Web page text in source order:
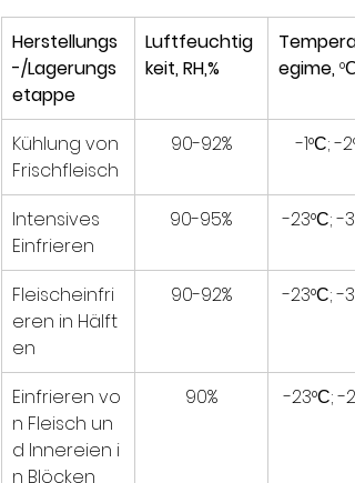
Herstellungs
-/Lagerungs
etappe
Luftfeuchtig
keit, RH,%
egime, °С.
Kühlung von
Frischfleisch
90-92% -1°С; -
Intensives
Einfrieren
90-95% -23°С; -
Fleischeinfri
eren in Hälft
en
90-92% -23°С; -
Einfrieren vo
n Fleisch un
d Innereien i
n Blöcken
90% -23°С; -